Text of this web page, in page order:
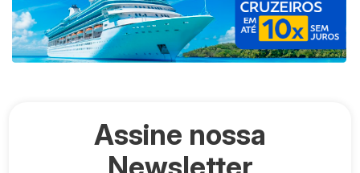
Assine nossa